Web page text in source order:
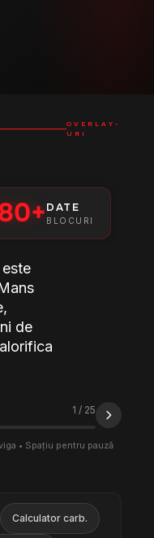
OVERLAY-
URI
DATE
BLOCURI
de
1 / 25
• Spațiu pentru pauză
Calculator carb.